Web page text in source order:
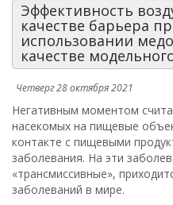
Эффективность
качестве барьера
использовании
качестве
Четверг 28 октября 2021
Негативным моментом
насекомых на пищевые
контакте с пищевыми
заболевания. На эти
«трансмиссивные»,
заболеваний в мире.